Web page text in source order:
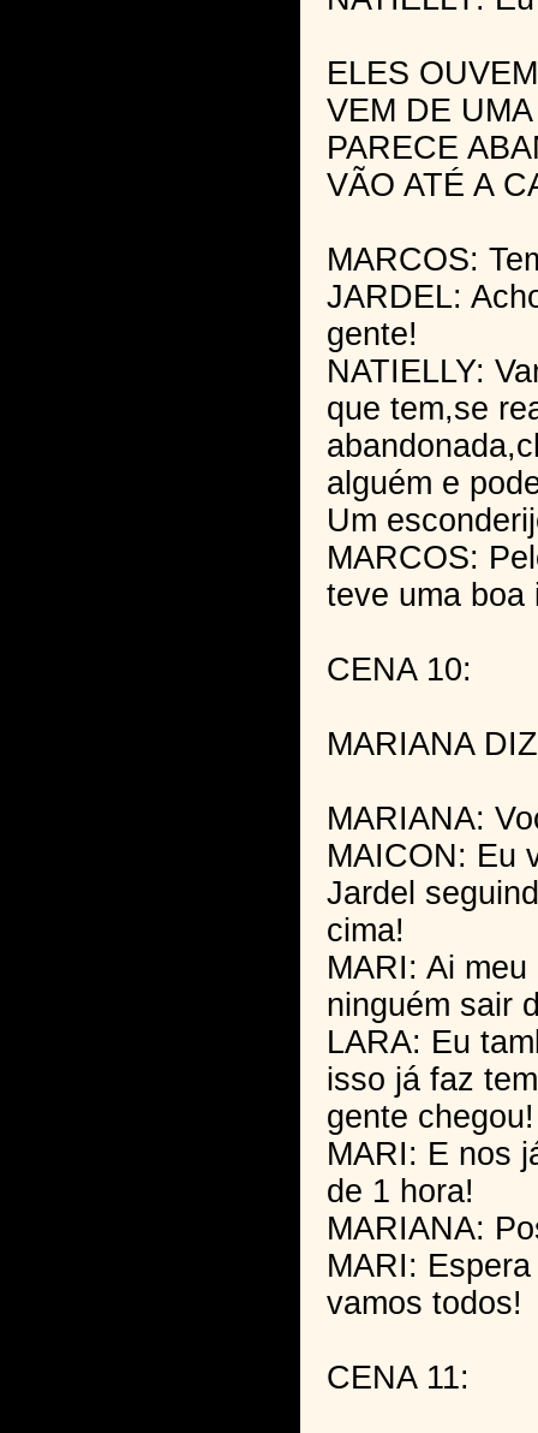
ELES
VEM DE
PARECE
VÃO ATÉ A
MARCOS:
JARDEL:
gente!
NATIELLY:
que tem,se
alguém e
Um
MARCOS:
teve uma boa
CENA 10:
MARIANA
MARIANA:
MAICON: Eu
Jardel
cima!
MARI: Ai
ninguém sair
LARA: Eu
isso já faz
gente chegou!
MARI: E nos
de 1 hora!
MARIANA:
MARI:
vamos todos!
CENA 11: